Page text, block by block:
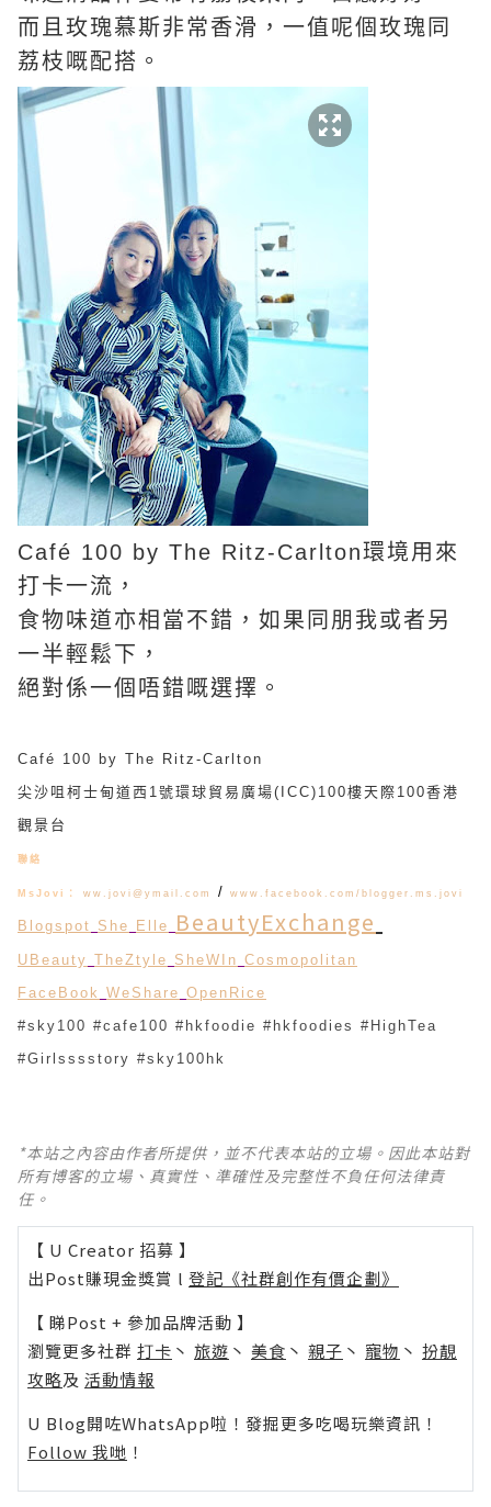
而且玫瑰慕斯非常香滑，一值呢個玫瑰同
荔枝嘅配搭。
Café 100 by The Ritz-Carlton環境用來
打卡一流，
食物味道亦相當不錯，如果同朋我或者另
一半輕鬆下，
絕對係一個唔錯嘅選擇。
Café 100 by The Ritz-Carlton
尖沙咀柯士甸道西1號環球貿易廣場(ICC)100樓天際100香港
觀景台
聯絡
MsJovi： ww.jovi@ymail.com / www.facebook.com/blogger.ms.jovi
Blogspot She Elle BeautyExchange
UBeauty TheZtyle SheWIn Cosmopolitan
FaceBook WeShare OpenRice
#sky100 #cafe100 #hkfoodie #hkfoodies #HighTea
#Girlsssstory #sky100hk
*本站之內容由作者所提供，並不代表本站的立場。因此本站對
所有博客的立場、真實性、準確性及完整性不負任何法律責
任。
【 U Creator 招募 】
出Post賺現金獎賞 l 登記《社群創作有價企劃》
【 睇Post + 參加品牌活動 】
瀏覽更多社群 打卡 丶 旅遊 丶 美食 丶 親子 丶 寵物 丶 扮靚
攻略及 活動情報
U Blog開咗WhatsApp啦！發掘更多吃喝玩樂資訊！
Follow 我哋 ！